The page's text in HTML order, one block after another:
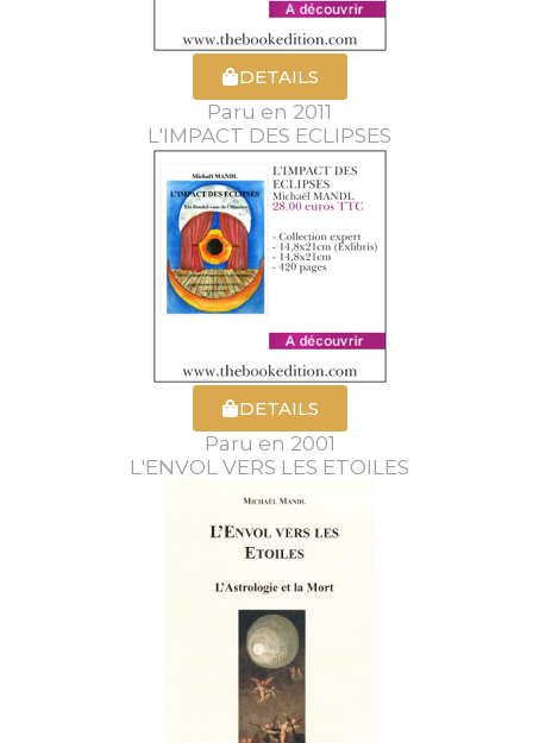
DETAILS
Paru en 2011
L'IMPACT DES ECLIPSES
DETAILS
Paru en 2001
L'ENVOL VERS LES ETOILES